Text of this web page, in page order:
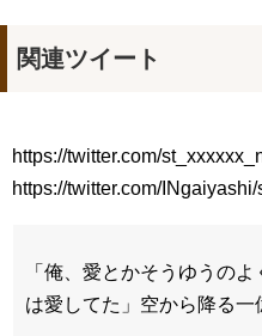
ハン・ヘジン 한혜진 – (
언니&#39; (ft. 도여니의 학창시
한가인 –
九尾狐外伝 第２話 キム
九尾狐外伝 メイキング
レンタル開始！
関連ツイート
https://twitter.com/
https://twitter.com/
「俺、愛とかそうゆうの
は愛してた」空から降る一